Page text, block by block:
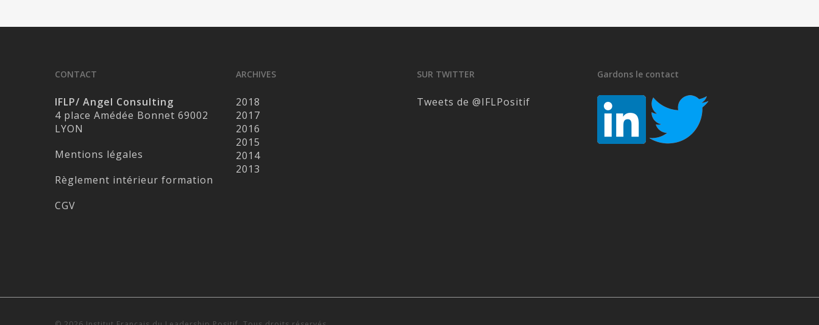
CONTACT
IFLP/ Angel Consulting
4 place Amédée Bonnet 69002
LYON
Mentions légales
Règlement intérieur formation
CGV
ARCHIVES
2018
2017
2016
2015
2014
2013
SUR TWITTER
Tweets de @IFLPositif
Gardons le contact